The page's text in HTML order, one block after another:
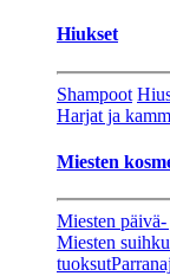
Hiukset
Shampoot
Harjat ja
Miesten
Miesten
Miesten
tuoksut